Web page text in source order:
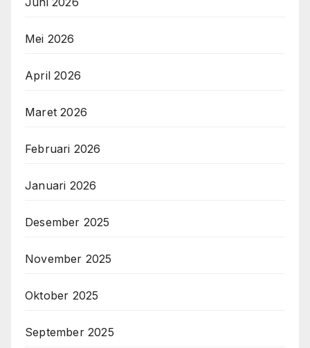
Mei 2026
April 2026
Maret 2026
Februari 2026
Januari 2026
Desember 2025
November 2025
Oktober 2025
September 2025